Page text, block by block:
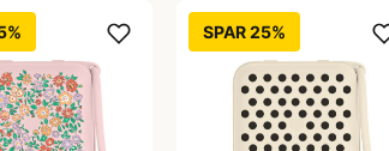
SPAR 25%